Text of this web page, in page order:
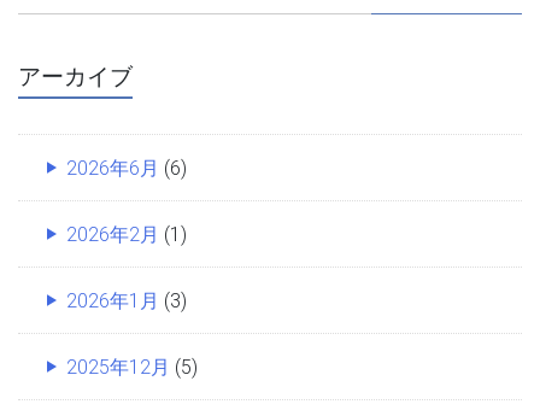
アーカイブ
2026年6月 (6)
2026年2月 (1)
2026年1月 (3)
2025年12月 (5)